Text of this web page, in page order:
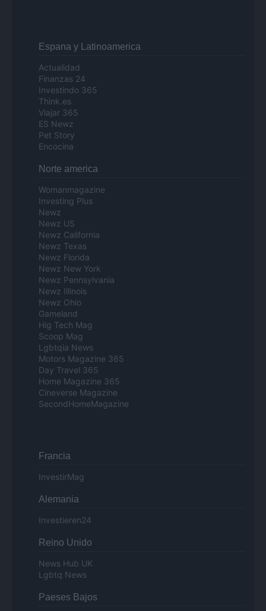
Espana y Latinoamerica
Actualidad
Finanzas 24
Investindo 365
Think.es
Viajar 365
ES Newz
Pet Story
Encocina
Norte america
Womanmagazine
Investing Plus
Newz
Newz US
Newz California
Newz Texas
Newz Florida
Newz New York
Newz Pennsylvania
Newz Illinois
Newz Ohio
Gameland
Hig Tech Mag
Scoop Mag
Lgbtqia News
Motors Magazine 365
Day Travel 365
Home Magazine 365
Cineverse Magazine
SecondHomeMagazine
Francia
InvestirMag
Alemania
Investieren24
Reino Unido
News Hub UK
Lgbtq News
Paeses Bajos